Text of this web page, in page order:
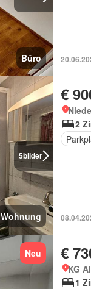
Büro
5bilder
Wohnung
€
2
Neu €
KG
1